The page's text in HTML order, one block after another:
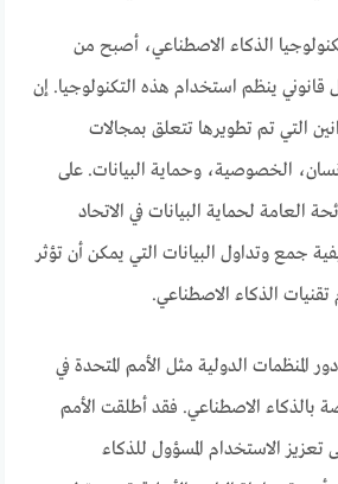
الذكاء الاصطناعي، أصبح من
ينظم استخدام هذه التكنولوجيا. إن
التي تم تطويرها تتعلق بمجالات
الخصوصية، وحماية البيانات. على
العامة لحماية البيانات في الاتحاد
جمع وتداول البيانات التي يمكن أن تؤثر
تقنيات الذكاء الاصطناعي.
المنظمات الدولية مثل الأمم المتحدة في
بالذكاء الاصطناعي. فقد أطلقت الأمم
تعزيز الاستخدام المسؤول للذكاء